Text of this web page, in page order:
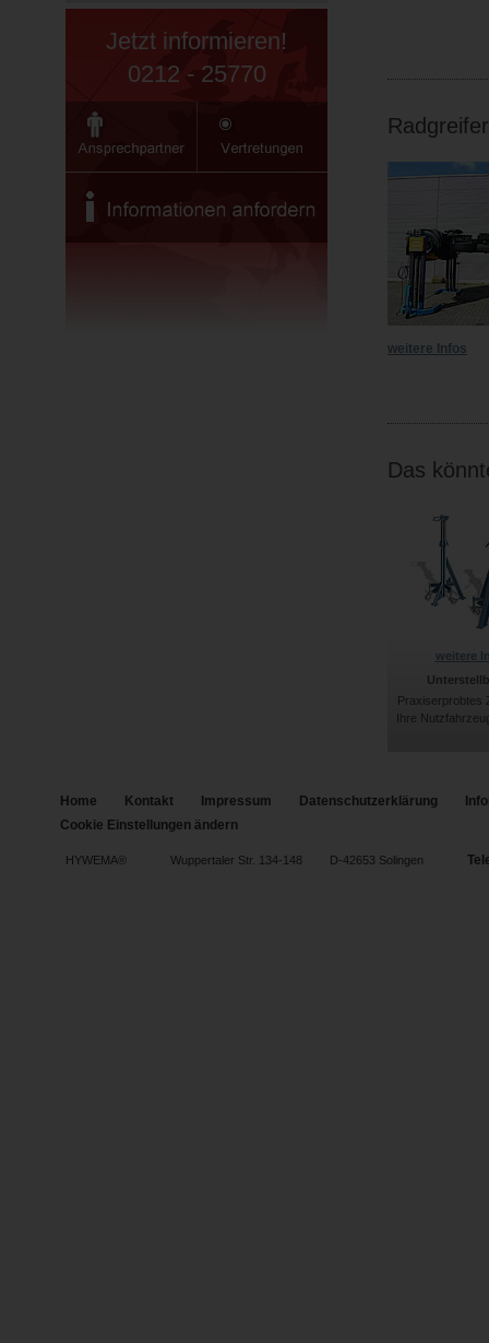
Jetzt informieren!
0212 - 25770
weitere Infos
Das
weitere
Praxiserprobtes
Ihre
Home Kontakt Impressum Datenschutzerklärung
Cookie Einstellungen ändern
HYWEMA® Wuppertaler Str. 134-148 D-42653 Solingen